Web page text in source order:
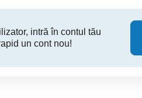
intră în contul tău
un cont nou!